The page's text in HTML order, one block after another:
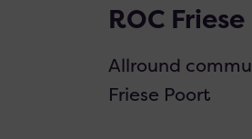
ROC
Allround
Friese Poort